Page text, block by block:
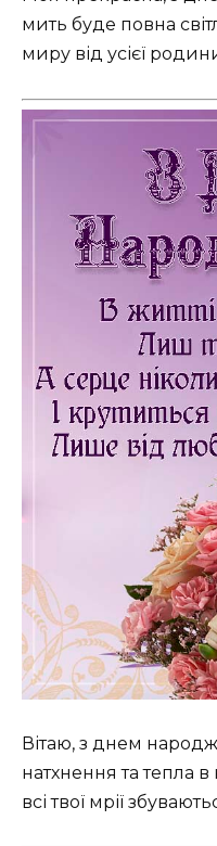
мить буде повна
миру від усієї
Вітаю, з днем
натхнення та тепла
всі твої мрії